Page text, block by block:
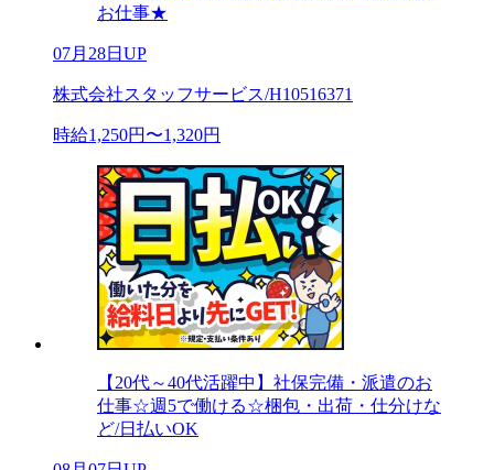
お仕事★
07月28日UP
株式会社スタッフサービス/H10516371
時給1,250円〜1,320円
【20代～40代活躍中】社保完備・派遣のお
仕事☆週5で働ける☆梱包・出荷・仕分けな
ど/日払いOK